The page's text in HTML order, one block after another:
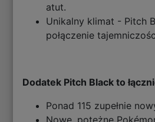
atut.
Unikalny klimat - Pitch
połączenie
Dodatek Pitch Black to
Ponad 115 zupełnie
Nowe, potężne